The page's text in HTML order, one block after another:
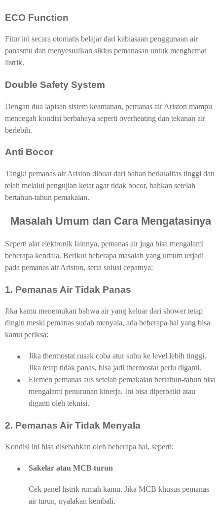
ECO Function
Fitur ini secara otomatis belajar dari kebiasaan penggunaan air
panasmu dan menyesuaikan siklus pemanasan untuk menghemat
listrik.
Double Safety System
Dengan dua lapisan sistem keamanan, pemanas air Ariston mampu
mencegah kondisi berbahaya seperti overheating dan tekanan air
berlebih.
Anti Bocor
Tangki pemanas air Ariston dibuat dari bahan berkualitas tinggi dan
telah melalui pengujian ketat agar tidak bocor, bahkan setelah
bertahun-tahun pemakaian.
Masalah Umum dan Cara Mengatasinya
Seperti alat elektronik lainnya, pemanas air juga bisa mengalami
beberapa kendala. Berikut beberapa masalah yang umum terjadi
pada pemanas air Ariston, serta solusi cepatnya:
1. Pemanas Air Tidak Panas
Jika kamu menemukan bahwa air yang keluar dari shower tetap
dingin meski pemanas sudah menyala, ada beberapa hal yang bisa
kamu periksa:
●
Jika thermostat rusak coba atur suhu ke level lebih tinggi.
Jika tetap tidak panas, bisa jadi thermostat perlu diganti.
●
Elemen pemanas aus setelah pemakaian bertahun-tahun bisa
mengalami penurunan kinerja. Ini bisa diperbaiki atau
diganti oleh teknisi.
2. Pemanas Air Tidak Menyala
Kondisi ini bisa disebabkan oleh beberapa hal, seperti:
● Sakelar atau MCB turun
Cek panel listrik rumah kamu. Jika MCB khusus pemanas
air turun, nyalakan kembali.